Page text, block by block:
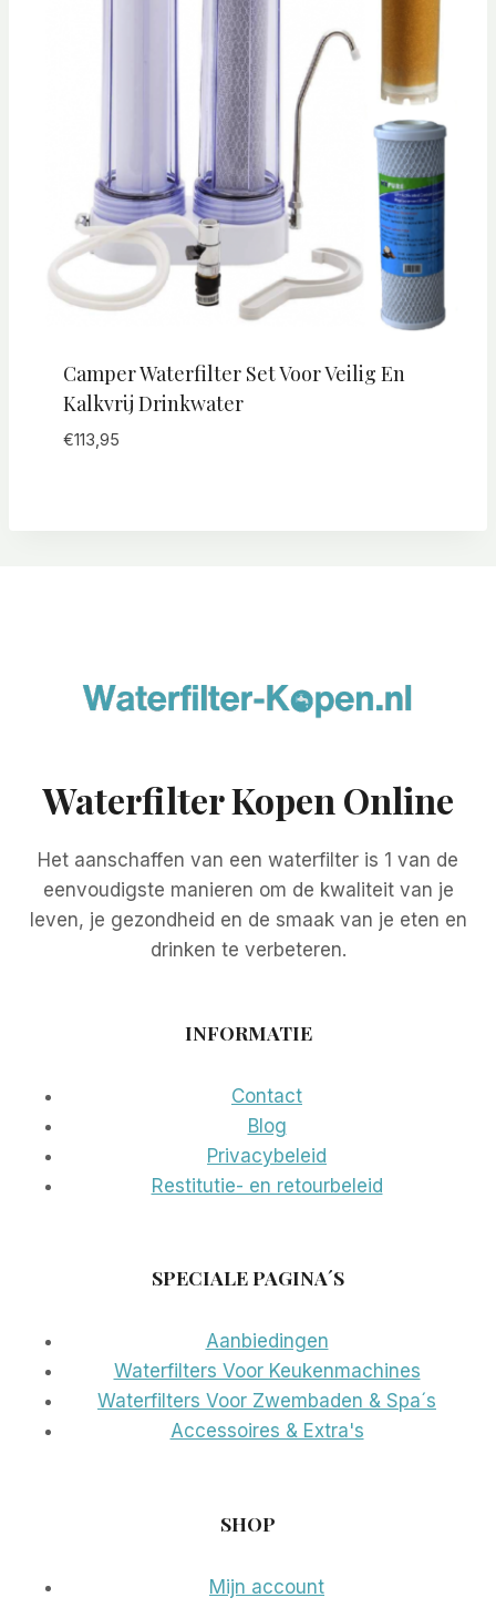
Camper Waterfilter Set Voor Veilig En
Kalkvrij Drinkwater
€113,95
Waterfilter Kopen Online
Het aanschaffen van een waterfilter is 1 van de
eenvoudigste manieren om de kwaliteit van je
leven, je gezondheid en de smaak van je eten en
drinken te verbeteren.
INFORMATIE
Contact
Blog
Privacybeleid
Restitutie- en retourbeleid
SPECIALE PAGINA´S
Aanbiedingen
Waterfilters Voor Keukenmachines
Waterfilters Voor Zwembaden & Spa´s
Accessoires & Extra's
SHOP
Mijn account